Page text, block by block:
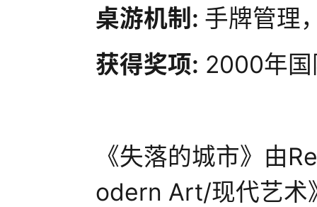
桌游机制: 手牌管理
获得奖项: 2000年
《失落的城市》由
odern Art/现代艺术